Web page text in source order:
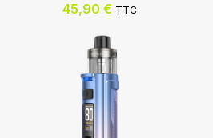
45,90 € TTC